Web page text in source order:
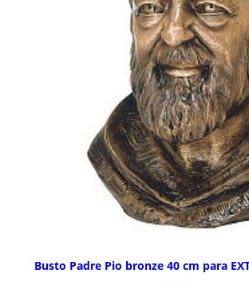
Busto Padre Pio bronze 40 cm para